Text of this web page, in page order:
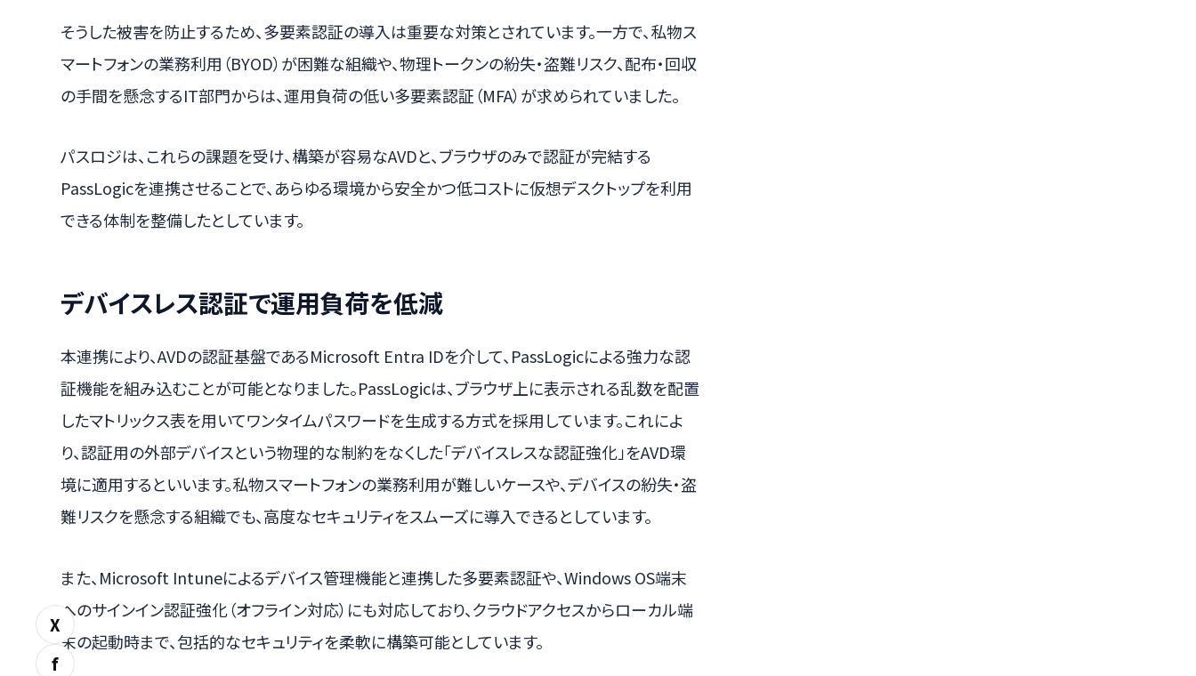
X
f
そうした被害を防止するため、多要素認証の導入は重要な対策とされています。一方で、私物ス
マートフォンの業務利用（BYOD）が困難な組織や、物理トークンの紛失・盗難リスク、配布・回収
の手間を懸念するIT部門からは、運用負荷の低い多要素認証（MFA）が求められていました。
パスロジは、これらの課題を受け、構築が容易なAVDと、ブラウザのみで認証が完結する
PassLogicを連携させることで、あらゆる環境から安全かつ低コストに仮想デスクトップを利用
できる体制を整備したとしています。
デバイスレス認証で運用負荷を低減
本連携により、AVDの認証基盤であるMicrosoft Entra IDを介して、PassLogicによる強力な認
証機能を組み込むことが可能となりました。PassLogicは、ブラウザ上に表示される乱数を配置
したマトリックス表を用いてワンタイムパスワードを生成する方式を採用しています。これによ
り、認証用の外部デバイスという物理的な制約をなくした「デバイスレスな認証強化」をAVD環
境に適用するといいます。私物スマートフォンの業務利用が難しいケースや、デバイスの紛失・盗
難リスクを懸念する組織でも、高度なセキュリティをスムーズに導入できるとしています。
また、Microsoft Intuneによるデバイス管理機能と連携した多要素認証や、Windows OS端末
へのサインイン認証強化（オフライン対応）にも対応しており、クラウドアクセスからローカル端
末の起動時まで、包括的なセキュリティを柔軟に構築可能としています。